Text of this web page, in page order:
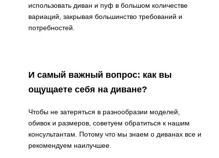
использовать диван и пуф в большом количестве
вариаций, закрывая большинство требований и
потребностей.
И самый важный вопрос: как вы
ощущаете себя на диване?
Чтобы не затеряться в разнообразии моделей,
обивок и размеров, советуем обратиться к нашим
консультантам. Потому что мы знаем о диванах все и
рекомендуем наилучшее.